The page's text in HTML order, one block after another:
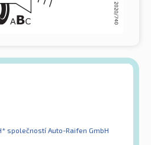
společností Auto-Raifen GmbH